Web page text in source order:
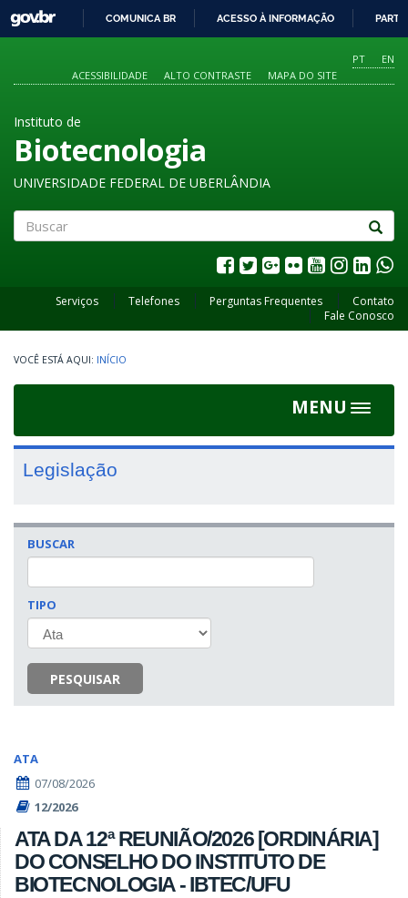
O
CONTEÚDO
GOVBR
COMUNICA BR ACESSO À INFORMAÇÃO
PT
EN
ACESSIBILIDADE
ALTO CONTRASTE MAPA DO SITE
Instituto de
Biotecnologia
UNIVERSIDADE FEDERAL DE UBERLÂNDIA
Serviços Telefones Perguntas Frequentes
Contato
Fale Conosco
INÍCIO
MENU
Toggle
Legislação
BUSCAR
TIPO
PESQUISAR
ATA
07/08/2026
12/2026
ATA DA 12ª REUNIÃO/2026 [ORDINÁRIA]
DO CONSELHO DO INSTITUTO DE
BIOTECNOLOGIA - IBTEC/UFU